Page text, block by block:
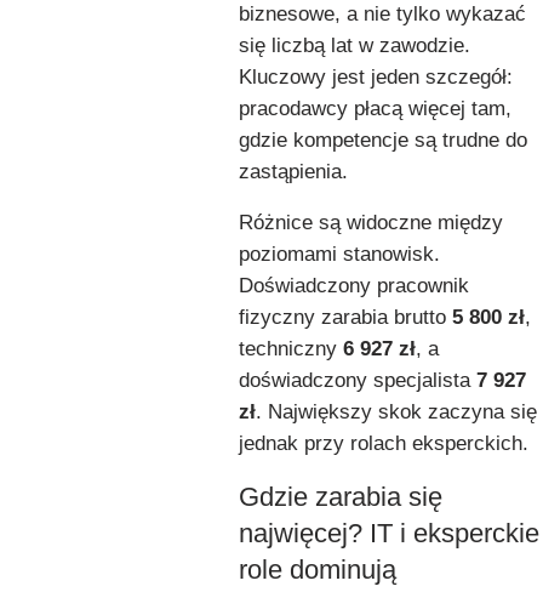
biznesowe, a nie tylko wykazać
się liczbą lat w zawodzie.
Kluczowy jest jeden szczegół:
pracodawcy płacą więcej tam,
gdzie kompetencje są trudne do
zastąpienia.
Różnice są widoczne między
poziomami stanowisk.
Doświadczony pracownik
fizyczny zarabia brutto 5 800 zł,
techniczny 6 927 zł, a
doświadczony specjalista 7 927
zł. Największy skok zaczyna się
jednak przy rolach eksperckich.
Gdzie zarabia się
najwięcej? IT i eksperckie
role dominują